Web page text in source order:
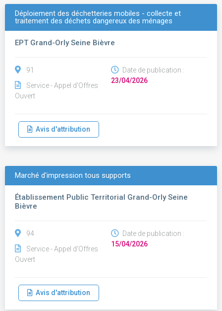
Déploiement des déchetteries mobiles - collecte et
traitement des déchets dangereux des ménages
EPT Grand-Orly Seine Bièvre
91
Service - Appel d'Offres
Ouvert
Date de publication :
23/04/2026
Avis d'attribution
Marché d'impression tous supports
Établissement Public Territorial Grand-Orly Seine
Bièvre
94
Service - Appel d'Offres
Ouvert
Date de publication :
15/04/2026
Avis d'attribution